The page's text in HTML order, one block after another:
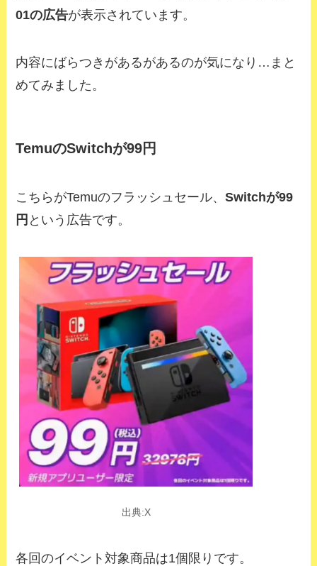
01の広告が表示されています。
内容にばらつきがあるがあるのが気になり…まと
めてみました。
TemuのSwitchが99円
こちらがTemuのフラッシュセール、Switchが99
円 という広告です。
出典:X
各回のイベント対象商品は1個限りです。